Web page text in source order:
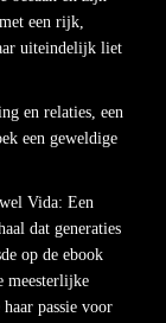
een rijk,
uiteindelijk liet
en relaties, een
een geweldige
Vida: Een
dat generaties
op de ebook
meesterlijke
passie voor